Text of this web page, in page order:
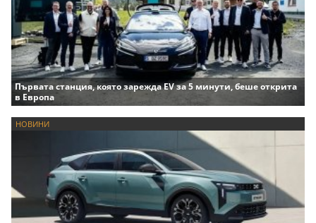
Първата станция, която зарежда EV за 5 минути, беше открита
в Европа
НОВИНИ